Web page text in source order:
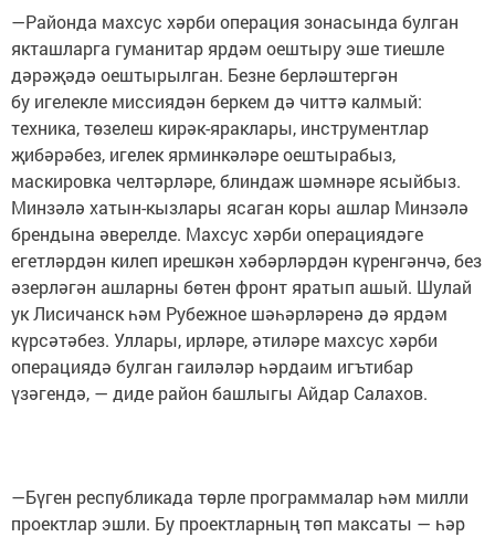
—Районда махсус хәрби операция зонасында булган
якташларга гуманитар ярдәм оештыру эше тиешле
дәрәҗәдә оештырылган. Безне берләштергән
бу игелекле миссиядән беркем дә читтә калмый:
техника, төзелеш кирәк-яраклары, инструментлар
җибәрәбез, игелек ярминкәләре оештырабыз,
маскировка челтәрләре, блиндаж шәмнәре ясыйбыз.
Минзәлә хатын-кызлары ясаган коры ашлар Минзәлә
брендына әверелде. Махсус хәрби операциядәге
егетләрдән килеп ирешкән хәбәрләрдән күренгәнчә, без
әзерләгән ашларны бөтен фронт яратып ашый. Шулай
ук Лисичанск һәм Рубежное шәһәрләренә дә ярдәм
күрсәтәбез. Уллары, ирләре, әтиләре махсус хәрби
операциядә булган гаиләләр һәрдаим игътибар
үзәгендә, — диде район башлыгы Айдар Салахов.
—Бүген республикада төрле программалар һәм милли
проектлар эшли. Бу проектларның төп максаты — һәр